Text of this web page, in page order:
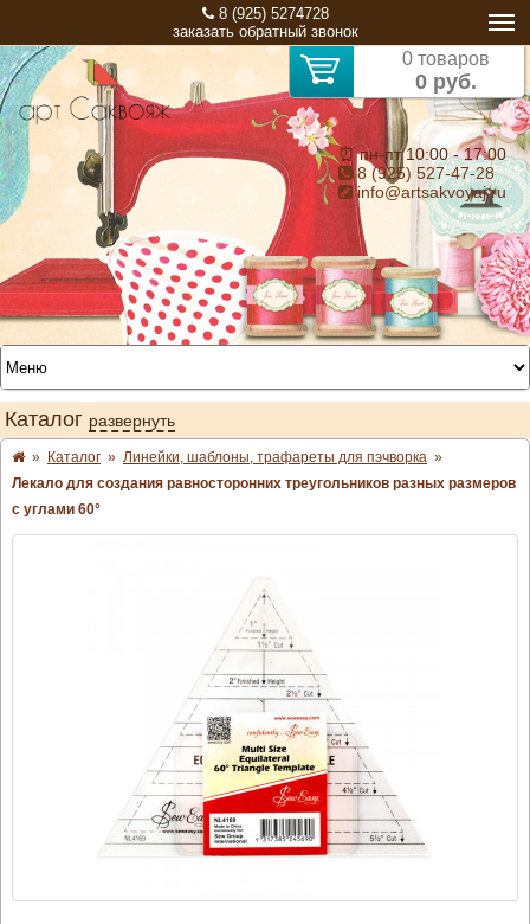
8 (925) 5274728
заказать обратный звонок
0 товаров
0 руб.
⏰ пн-пт 10:00 - 17:00
8 (925) 527-47-28
info@artsakvoyaj.ru
Каталог развернуть
» Каталог » Линейки, шаблоны, трафареты для пэчворка »
Лекало для создания равносторонних треугольников разных размеров
с углами 60°